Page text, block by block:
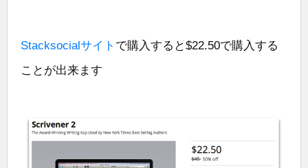
Stacksocialサイト で購入すると$22.50で購入する
ことが出来ます